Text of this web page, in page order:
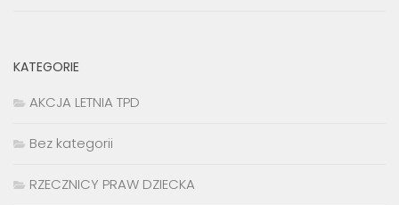
KATEGORIE
AKCJA LETNIA TPD
Bez kategorii
RZECZNICY PRAW DZIECKA